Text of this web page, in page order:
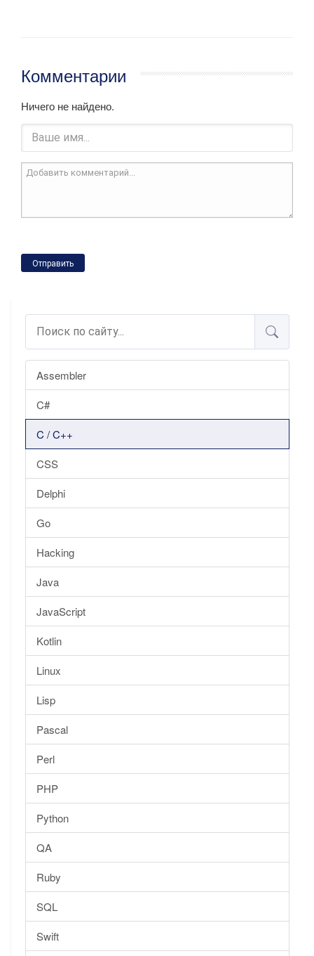
Assembler
C#
C / C++
CSS
Delphi
Go
Hacking
Java
JavaScript
Kotlin
Linux
Lisp
Pascal
Perl
PHP
Python
QA
Ruby
SQL
Swift
Комментарии
Ничего не найдено.
Отправить